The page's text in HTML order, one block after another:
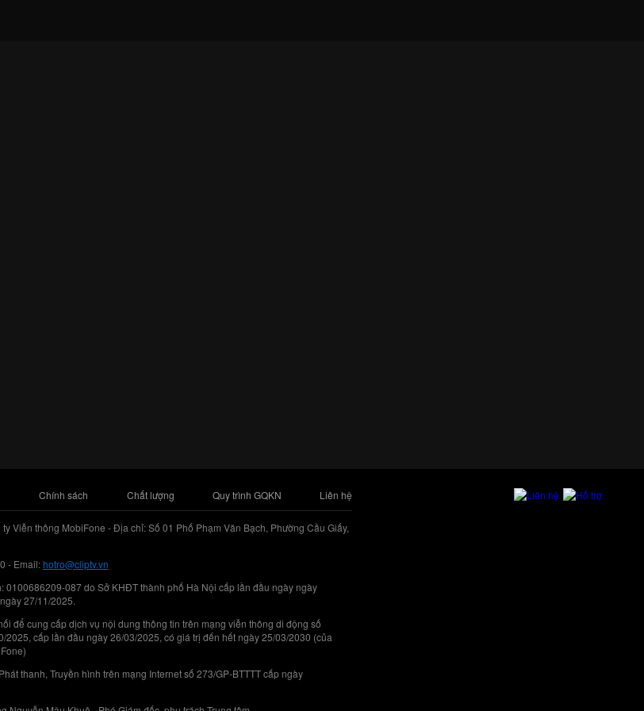
Chính sách Chất lượng Quy trình GQKN Liên hệ
Viễn thông MobiFone - Địa chỉ: Số 01 Phố Phạm Văn Bạch, Phường Cầu Giấy,
- Email:hotro@cliptv.vn
0100686209-087 do Sở KHĐT thành phố Hà Nội cấp lần đầu ngày ngày
27/11/2025.
để cung cấp dịch vụ nội dung thông tin trên mạng viễn thông di động số
2025, cấp lần đầu ngày 26/03/2025, có giá trị đến hết ngày 25/03/2030 (của
thanh, Truyền hình trên mạng Internet số 273/GP-BTTTT cấp ngày